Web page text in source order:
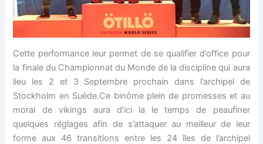
Cette performance leur permet de se qualifier d’office pour
la finale du Championnat du Monde de la discipline qui aura
lieu les 2 et 3 Septembre prochain dans l’archipel de
Stockholm en Suède.Ce binôme plein de promesses et au
moral de vikings aura d’ici la le temps de peaufiner
quelques réglages afin de s’attaquer au meilleur de leur
forme aux 46 transitions entre les 24 îles de l’archipel